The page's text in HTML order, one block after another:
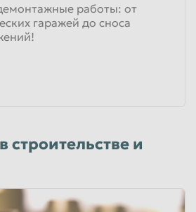
работы: от
гаражей до сноса
и